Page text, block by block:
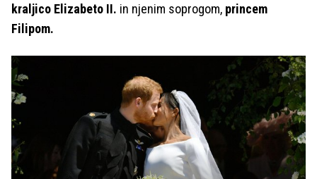
kraljico Elizabeto II. in njenim soprogom, princem
Filipom.